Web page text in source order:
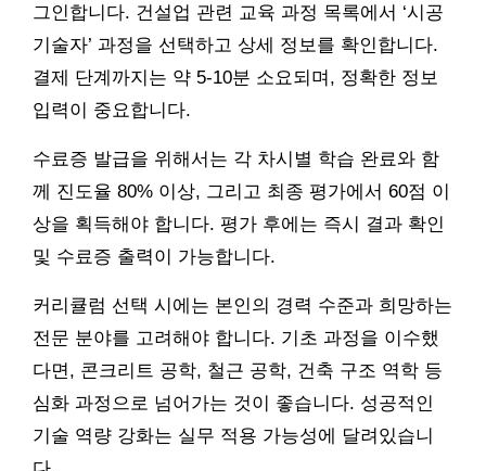
그인합니다. 건설업 관련 교육 과정 목록에서 ‘시공
기술자’ 과정을 선택하고 상세 정보를 확인합니다.
결제 단계까지는 약 5-10분 소요되며, 정확한 정보
입력이 중요합니다.
수료증 발급을 위해서는 각 차시별 학습 완료와 함
께 진도율 80% 이상, 그리고 최종 평가에서 60점 이
상을 획득해야 합니다. 평가 후에는 즉시 결과 확인
및 수료증 출력이 가능합니다.
커리큘럼 선택 시에는 본인의 경력 수준과 희망하는
전문 분야를 고려해야 합니다. 기초 과정을 이수했
다면, 콘크리트 공학, 철근 공학, 건축 구조 역학 등
심화 과정으로 넘어가는 것이 좋습니다. 성공적인
기술 역량 강화는 실무 적용 가능성에 달려있습니